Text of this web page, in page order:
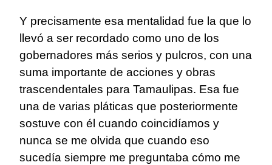
Y precisamente esa mentalidad fue la que lo
llevó a ser recordado como uno de los
gobernadores más serios y pulcros, con una
suma importante de acciones y obras
trascendentales para Tamaulipas. Esa fue
una de varias pláticas que posteriormente
sostuve con él cuando coincidíamos y
nunca se me olvida que cuando eso
sucedía siempre me preguntaba cómo me